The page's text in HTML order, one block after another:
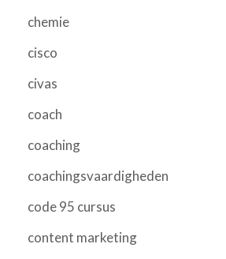
chemie
cisco
civas
coach
coaching
coachingsvaardigheden
code 95 cursus
content marketing